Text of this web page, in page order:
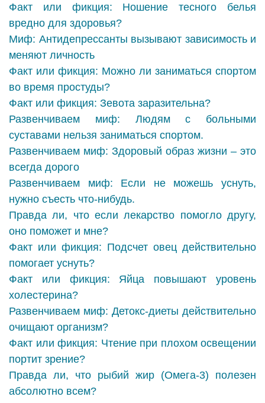
Факт или фикция: Ношение тесного белья
вредно для здоровья?
Миф: Антидепрессанты вызывают зависимость и
меняют личность
Факт или фикция: Можно ли заниматься спортом
во время простуды?
Факт или фикция: Зевота заразительна?
Развенчиваем миф: Людям с больными
суставами нельзя заниматься спортом.
Развенчиваем миф: Здоровый образ жизни – это
всегда дорого
Развенчиваем миф: Если не можешь уснуть,
нужно съесть что-нибудь.
Правда ли, что если лекарство помогло другу,
оно поможет и мне?
Факт или фикция: Подсчет овец действительно
помогает уснуть?
Факт или фикция: Яйца повышают уровень
холестерина?
Развенчиваем миф: Детокс-диеты действительно
очищают организм?
Факт или фикция: Чтение при плохом освещении
портит зрение?
Правда ли, что рыбий жир (Омега-3) полезен
абсолютно всем?